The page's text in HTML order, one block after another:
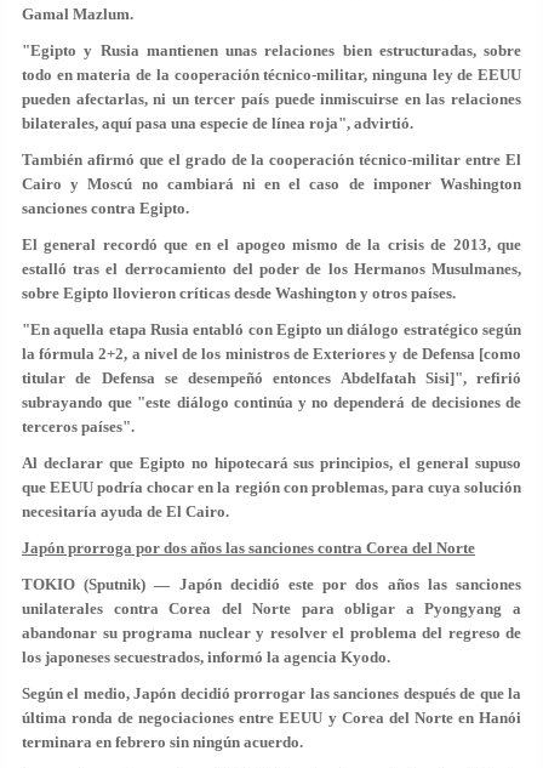
Gamal Mazlum.
"Egipto y Rusia mantienen unas relaciones bien estructuradas, sobre
todo en materia de la cooperación técnico-militar, ninguna ley de EEUU
pueden afectarlas, ni un tercer país puede inmiscuirse en las relaciones
bilaterales, aquí pasa una especie de línea roja", advirtió.
También afirmó que el grado de la cooperación técnico-militar entre El
Cairo y Moscú no cambiará ni en el caso de imponer Washington
sanciones contra Egipto.
El general recordó que en el apogeo mismo de la crisis de 2013, que
estalló tras el derrocamiento del poder de los Hermanos Musulmanes,
sobre Egipto llovieron críticas desde Washington y otros países.
"En aquella etapa Rusia entabló con Egipto un diálogo estratégico según
la fórmula 2+2, a nivel de los ministros de Exteriores y de Defensa [como
titular de Defensa se desempeñó entonces Abdelfatah Sisi]", refirió
subrayando que "este diálogo continúa y no dependerá de decisiones de
terceros países".
Al declarar que Egipto no hipotecará sus principios, el general supuso
que EEUU podría chocar en la región con problemas, para cuya solución
necesitaría ayuda de El Cairo.
Japón prorroga por dos años las sanciones contra Corea del Norte
TOKIO (Sputnik) — Japón decidió este por dos años las sanciones
unilaterales contra Corea del Norte para obligar a Pyongyang a
abandonar su programa nuclear y resolver el problema del regreso de
los japoneses secuestrados, informó la agencia Kyodo.
Según el medio, Japón decidió prorrogar las sanciones después de que la
última ronda de negociaciones entre EEUU y Corea del Norte en Hanói
terminara en febrero sin ningún acuerdo.